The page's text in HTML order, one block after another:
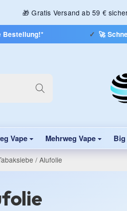
🎁 Gratis Versand ab 59 €
Bestellung!* 🚀
Vape Mehrweg Vape
/ Alufolie